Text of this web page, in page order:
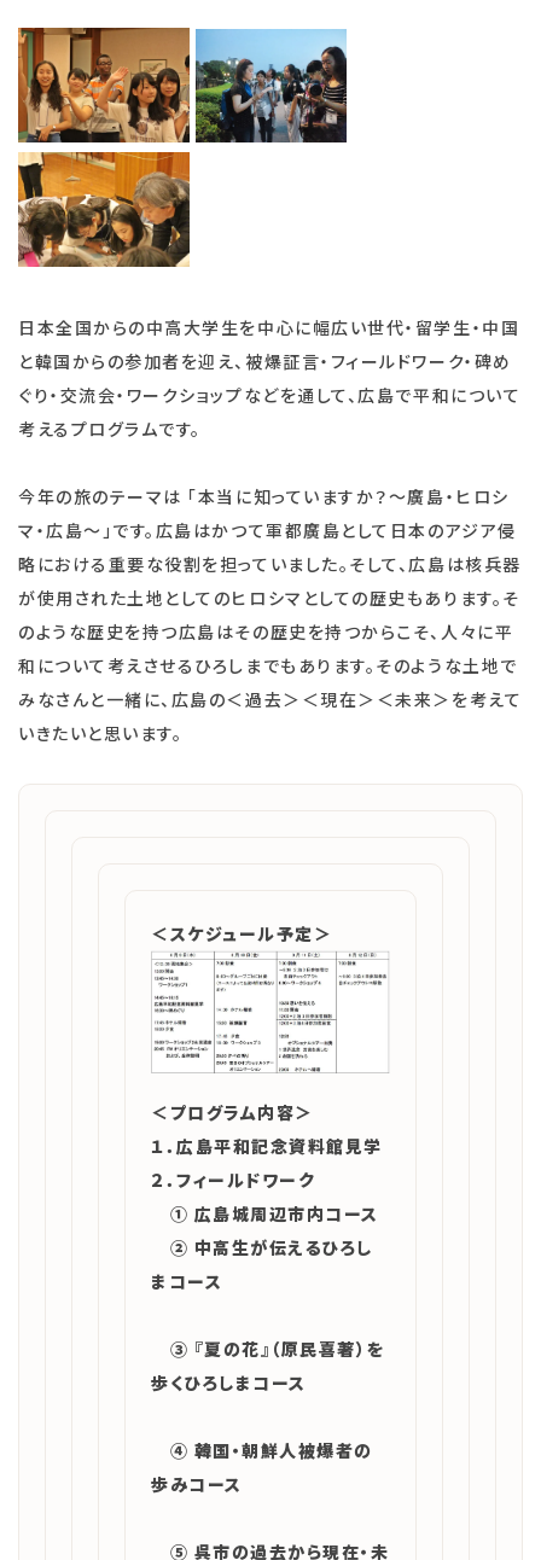
日本全国からの中高大学生を中心に幅広い世代・留学生・中国
と韓国からの参加者を迎え、被爆証言・フィールドワーク・碑め
ぐり・交流会・ワークショップなどを通して、広島で平和について
考えるプログラムです。
今年の旅のテーマは 「本当に知っていますか？～廣島・ヒロシ
マ・広島～」です。広島はかつて軍都廣島として日本のアジア侵
略における重要な役割を担っていました。そして、広島は核兵器
が使用された土地としてのヒロシマとしての歴史もあります。そ
のような歴史を持つ広島はその歴史を持つからこそ、人々に平
和について考えさせるひろしまでもあります。そのような土地で
みなさんと一緒に、広島の＜過去＞＜現在＞＜未来＞を考えて
いきたいと思います。
＜スケジュール予定＞
＜プログラム内容＞
１．広島平和記念資料館見学
２．フィールドワーク
① 広島城周辺市内コース
② 中高生が伝えるひろし
まコース
③ 『夏の花』（原民喜著）を
歩くひろしまコース
④ 韓国・朝鮮人被爆者の
歩みコース
⑤ 呉市の過去から現在・未